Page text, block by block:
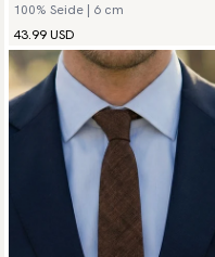
100% Seide | 6 cm
43.99 USD